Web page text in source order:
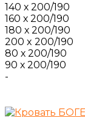
140 х 200/190
160 х 200/190
180 х 200/190
200 x 200/190
80 х 200/190
90 х 200/190
-